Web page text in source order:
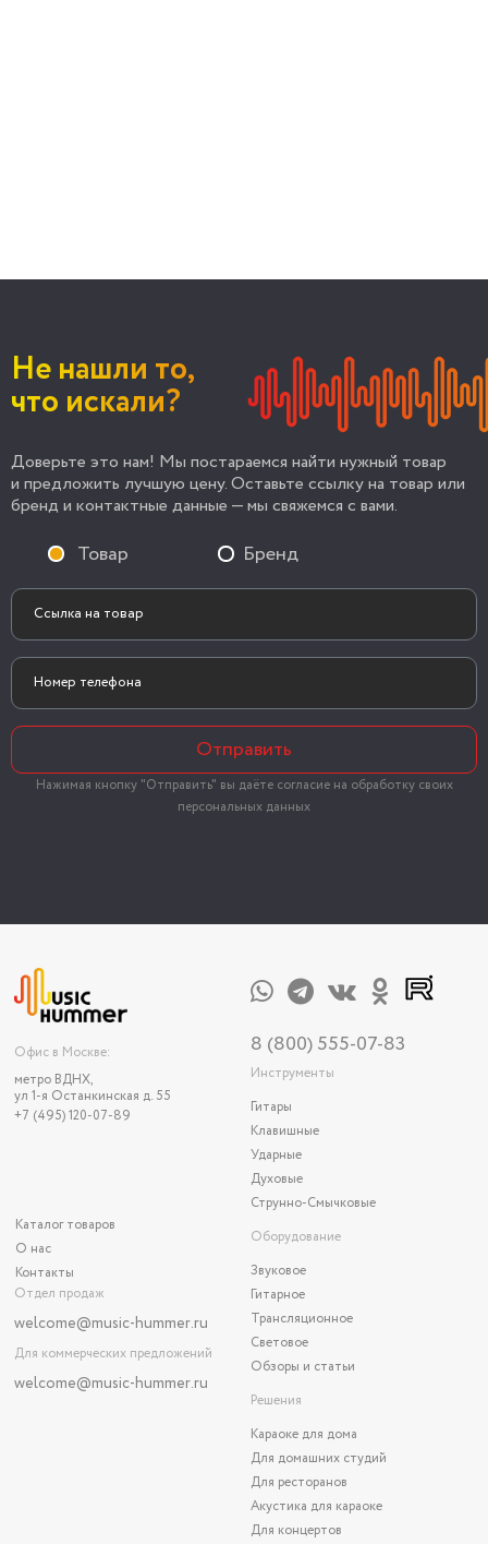
Не нашли то,
что искали?
Доверьте это нам! Мы постараемся найти нужный товар
и предложить лучшую цену. Оставьте ссылку на товар или
бренд и контактные данные — мы свяжемся с вами.
Товар Бренд
Отправить
Нажимая кнопку "Отправить" вы даёте согласие на обработку своих
персональных данных
Офис в Москве:
метро ВДНХ,
ул 1-я Останкинская д. 55
+7 (495) 120-07-89
Каталог товаров
О нас
Контакты
Отдел продаж
welcome@music-hummer.ru
Для коммерческих предложений
welcome@music-hummer.ru
8 (800) 555-07-83
Инструменты
Гитары
Клавишные
Ударные
Духовые
Струнно-Смычковые
Оборудование
Звуковое
Гитарное
Трансляционное
Световое
Обзоры и статьи
Решения
Караоке для дома
Для домашних студий
Для ресторанов
Акустика для караоке
Для концертов